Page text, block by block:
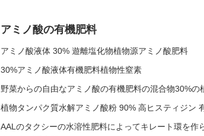
アミノ酸の有機肥料
アミノ酸液体 30% 遊離塩化物植物源アミノ酸肥料
30%アミノ酸液体有機肥料植物性窒素
野菜からの自由なアミノ酸の有機肥料の混合物30%の
植物タンパク質水解アミノ酸粉 90% 高ヒスティジン
AALのタクシーの水溶性肥料によってキレート環を作